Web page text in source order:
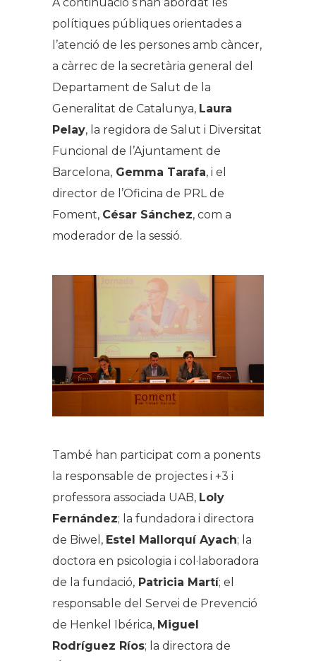
A continuació s’han abordat les
polítiques públiques orientades a
l’atenció de les persones amb càncer,
a càrrec de la secretària general del
Departament de Salut de la
Generalitat de Catalunya, Laura
Pelay, la regidora de Salut i Diversitat
Funcional de l’Ajuntament de
Barcelona, Gemma Tarafa, i el
director de l’Oficina de PRL de
Foment, César Sánchez, com a
moderador de la sessió.
També han participat com a ponents
la responsable de projectes i +3 i
professora associada UAB, Loly
Fernández; la fundadora i directora
de Biwel, Estel Mallorquí Ayach; la
doctora en psicologia i col·laboradora
de la fundació, Patricia Martí; el
responsable del Servei de Prevenció
de Henkel Ibérica, Miguel
Rodríguez Ríos; la directora de